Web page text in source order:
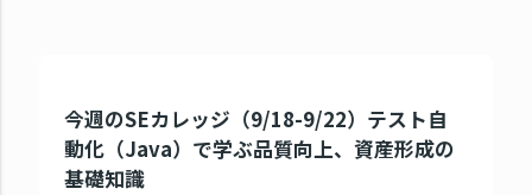
今週のSEカレッジ（9/18-9/22）テスト自
動化（Java）で学ぶ品質向上、資産形成の
基礎知識